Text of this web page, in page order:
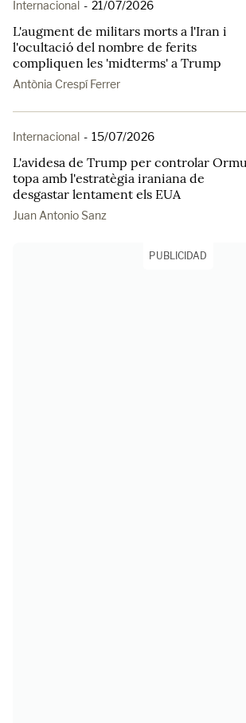
Internacional - 21/07/2026
L'augment de militars morts a l'Iran i
l'ocultació del nombre de ferits
compliquen les 'midterms' a Trump
Antònia Crespí Ferrer
Internacional - 15/07/2026
L'avidesa de Trump per controlar
topa amb l'estratègia iraniana de
desgastar lentament els EUA
Juan Antonio Sanz
PUBLICIDAD